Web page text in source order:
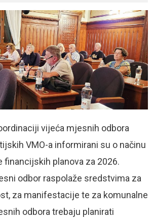
vijeća mjesnih odbora
VMO-a informirani su o načinu
financijskih planova za 2026.
odbor raspolaže sredstvima za
za manifestacije te za komunalne
odbora trebaju planirati